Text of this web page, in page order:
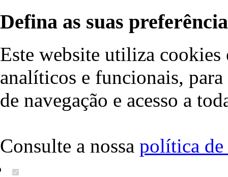
Defina as suas
Este website utiliza cookies
analíticos e funcionais,
de navegação e acesso a
Consulte a nossa política de